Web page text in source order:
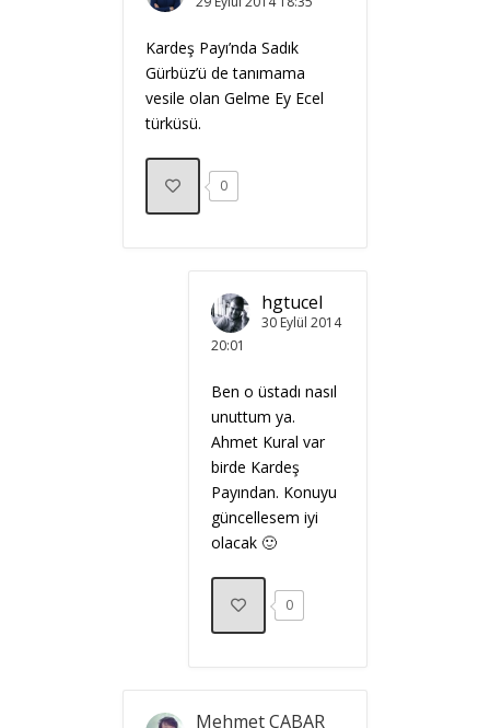
Kardeş Payı’nda Sadık
Gürbüz’ü de tanımama
vesile olan Gelme Ey Ecel
türküsü.
0
hgtucel
30 Eylül 2014
20:01
Ben o üstadı nasıl
unuttum ya.
Ahmet Kural var
birde Kardeş
Payından. Konuyu
güncellesem iyi
olacak 🙂
0
Mehmet CABAR